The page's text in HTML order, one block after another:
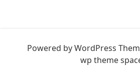
Powered by WordPress
wp theme